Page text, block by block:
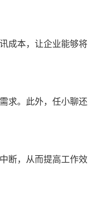
成本，让企业能够将
求。此外，任小聊还
断，从而提高工作效